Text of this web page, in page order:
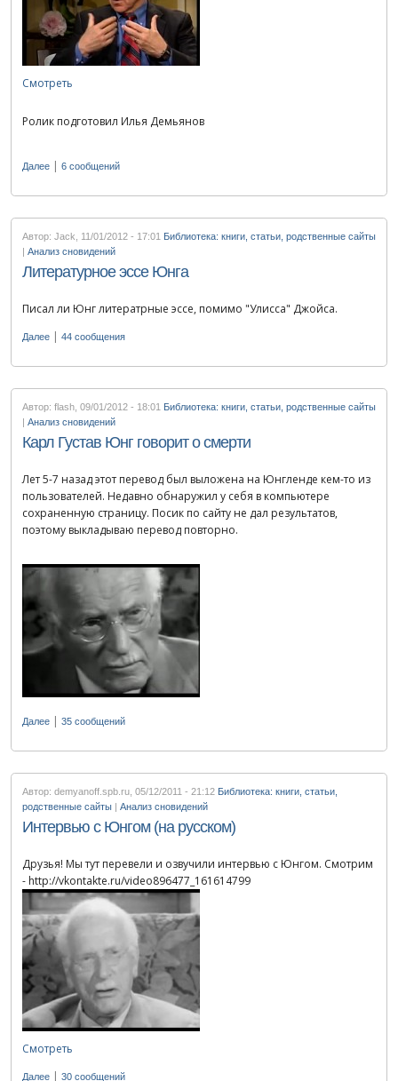
Смотреть
Ролик подготовил Илья Демьянов
Далее | 6 сообщений
Автор: Jack, 11/01/2012 - 17:01 Библиотека: книги, статьи, родственные сайты
Анализ сновидений
Литературное эссе Юнга
Писал ли Юнг литератрные эссе, помимо "Улисса" Джойса.
Далее | 44 сообщения
Автор: flash, 09/01/2012 - 18:01 Библиотека: книги, статьи, родственные сайты
Анализ сновидений
Карл Густав Юнг говорит о смерти
Лет 5-7 назад этот перевод был выложена на Юнгленде кем-то из
пользователей. Недавно обнаружил у себя в компьютере
сохраненную страницу. Посик по сайту не дал результатов,
поэтому выкладываю перевод повторно.
Далее | 35 сообщений
Автор: demyanoff.spb.ru, 05/12/2011 - 21:12 Библиотека: книги, статьи,
родственные сайты
Анализ сновидений
Интервью с Юнгом (на русском)
Друзья! Мы тут перевели и озвучили интервью с Юнгом. Смотрим
- http://vkontakte.ru/video896477_161614799
Смотреть
Далее | 30 сообщений